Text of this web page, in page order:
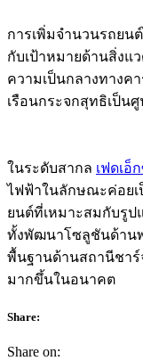
การเพิ่มจำนวนรถยน
กับเป้าหมายด้านสิ่งแ
ความเป็นกลางทางค
เรือนกระจกสุทธิเป็น
ในระดับสากล เฟดเอ็
ไฟฟ้าในลักษณะค่อยเ
ยนต์ที่เหมาะสมกับรู
ทั้งพัฒนาโซลูชันด้านพ
พื้นฐานด้านสถานีชาร์
มากขึ้นในอนาคต
Share:
Share on: